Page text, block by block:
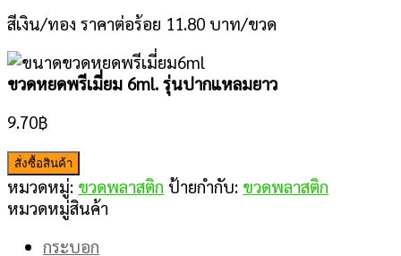
สีเงิน/ทอง ราคาต่อร้อย 11.80 บาท/ขวด
ขวดหยดพรีเมี่ยม 6ml. รุ่นปากแหลมยาว
9.70฿
สั่งซื้อสินค้า
หมวดหมู่: ขวดพลาสติก ป้ายกำกับ: ขวดพลาสติก
หมวดหมู่สินค้า
กระบอก